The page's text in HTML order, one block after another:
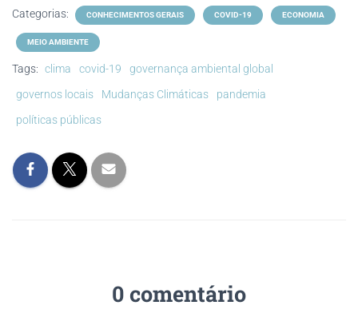
t
A
p
p
t
e
r
e
b
o
o
y
L
i
n
k
Categorias: CONHECIMENTOS GERAIS COVID-19 ECONOMIA
MEIO AMBIENTE
Tags: clima covid-19
governança ambiental global
governos locais
Mudanças Climáticas
pandemia
políticas públicas
0 comentário